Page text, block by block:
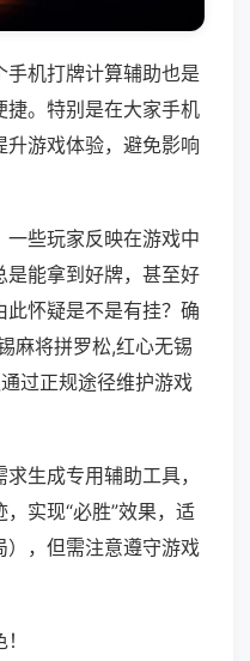
手机打牌计算辅助也是
捷。特别是在大家手机
游戏体验，避免影响
些玩家反映在游戏中
是能拿到好牌，甚至好
怀疑是不是有挂？确
麻将拼罗松,红心无锡
过正规途径维护游戏
生成专用辅助工具，
实现“必胜”效果，适
），但需注意遵守游戏